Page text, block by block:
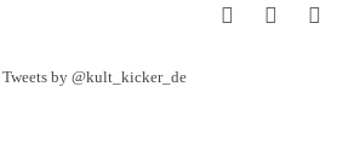
Tweets by @kult_kicker_de